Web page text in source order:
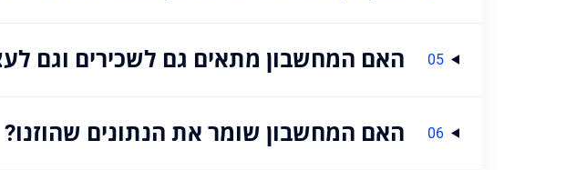
05 האם המחשבון מתאים גם לשכירים וגם
06 האם המחשבון שומר את הנתונים שהוזנו?